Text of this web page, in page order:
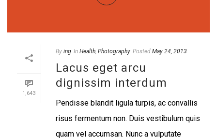
1,643
By ing In Health, Photography Posted May 24, 2013
Lacus eget arcu
dignissim interdum
Pendisse blandit ligula turpis, ac convallis
risus fermentum non. Duis vestibulum quis
quam vel accumsan. Nunc a vulputate